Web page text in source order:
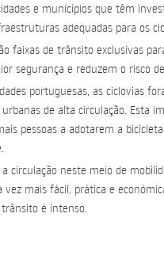
e municípios que têm
adequadas para os
faixas de trânsito exclusivas
segurança e reduzem o risco
portuguesas, as ciclovias
de alta circulação. Esta
pessoas a adotarem a
circulação neste meio de
vez mais fácil, prática e
é intenso.